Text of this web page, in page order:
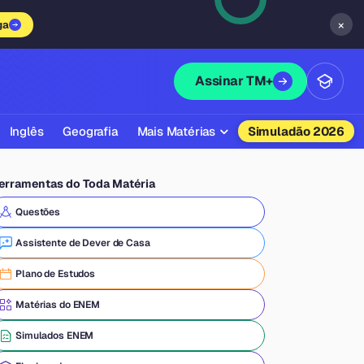
×
Assinar TM+
Inglês Geografia Mais Matérias
Química
Física
Filosofia
Literatura
Simuladão 2026
do Toda Matéria
Questões
Assistente de Dever de Casa
Plano de Estudos
Matérias do ENEM
Simulados ENEM